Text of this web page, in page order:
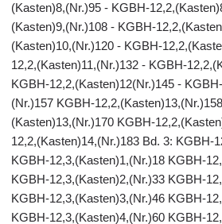
(Kasten)8,(Nr.)95 - KGBH-
(Kasten)9,(Nr.)108 - KGBH-
(Kasten)10,(Nr.)120 - KGBH-
12,2,(Kasten)11,(Nr.)132 - KGBH-
KGBH-12,2,(Kasten)12(Nr.)145 -
(Nr.)157 KGBH-
(Kasten)13,(Nr.)170 KGBH-
12,2,(Kasten)14,(Nr.)183 Bd. 3: KGBH-
KGBH-12,3,(Kasten)1,(Nr.)18 KGBH-
KGBH-12,3,(Kasten)2,(Nr.)33 KGBH-
KGBH-12,3,(Kasten)3,(Nr.)46 KGBH-
KGBH-12,3,(Kasten)4,(Nr.)60 KGBH-